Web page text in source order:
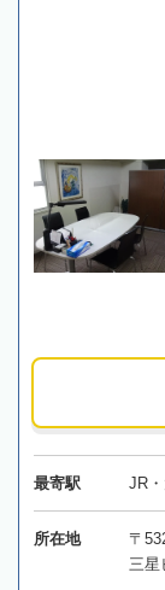
最寄駅 JR
所在地
〒
三星